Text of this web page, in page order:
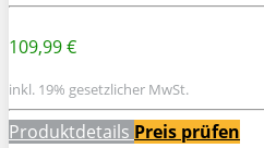
109,99 €
inkl. 19% gesetzlicher MwSt.
Produktdetails Preis prüfen